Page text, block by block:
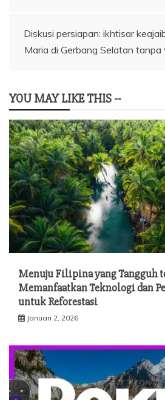
Diskusi persiapan: ikhtisar
Maria di Gerbang Selatan
YOU MAY LIKE THIS --
Menuju Filipina yang Tangguh
Memanfaatkan Teknologi dan
untuk Reforestasi
Januari 2, 2026